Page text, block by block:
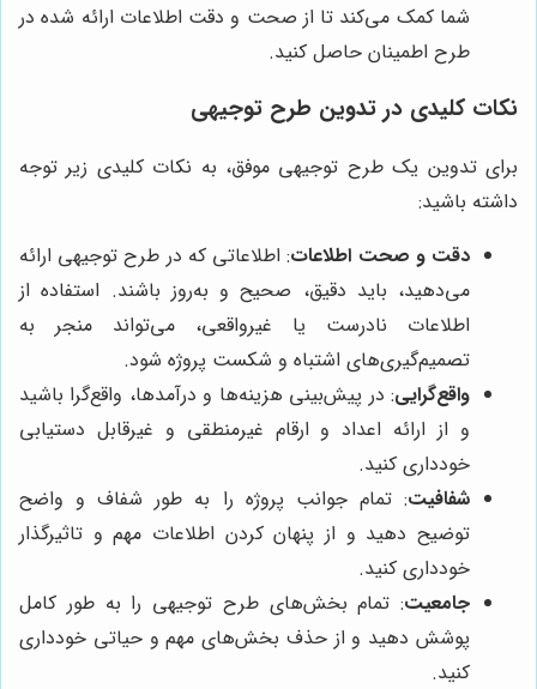
شما کمک می‌کند تا از صحت و دقت اطلاعات ارائه شده در
طرح اطمینان حاصل کنید.
نکات کلیدی در تدوین طرح توجیهی
برای تدوین یک طرح توجیهی موفق، به نکات کلیدی زیر توجه
داشته باشید:
دقت و صحت اطلاعات: اطلاعاتی که در طرح توجیهی ارائه
می‌دهید، باید دقیق، صحیح و به‌روز باشند. استفاده از
اطلاعات نادرست یا غیرواقعی، می‌تواند منجر به
تصمیم‌گیری‌های اشتباه و شکست پروژه شود.
واقع‌گرایی: در پیش‌بینی هزینه‌ها و درآمدها، واقع‌گرا باشید
و از ارائه اعداد و ارقام غیرمنطقی و غیرقابل دستیابی
خودداری کنید.
شفافیت: تمام جوانب پروژه را به طور شفاف و واضح
توضیح دهید و از پنهان کردن اطلاعات مهم و تاثیرگذار
خودداری کنید.
جامعیت: تمام بخش‌های طرح توجیهی را به طور کامل
پوشش دهید و از حذف بخش‌های مهم و حیاتی خودداری
کنید.